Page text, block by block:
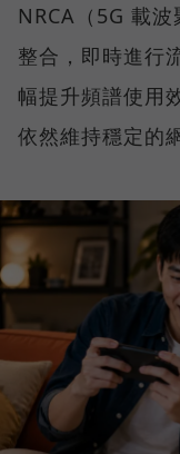
NRCA（5G 載
整合，即時進行
幅提升頻譜使用
依然維持穩定的